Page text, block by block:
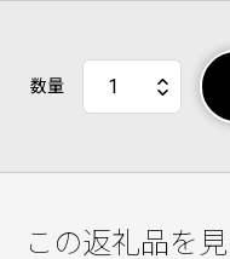
数量
この返礼品を